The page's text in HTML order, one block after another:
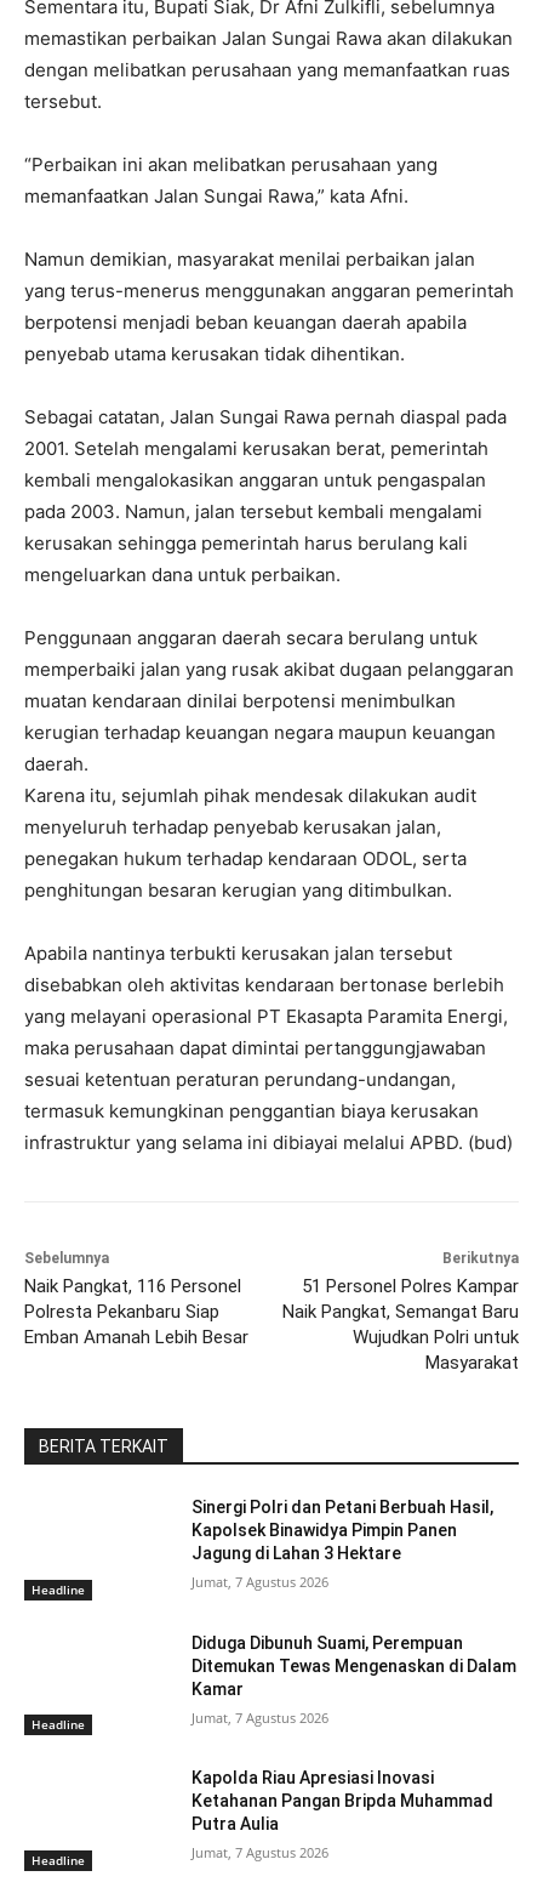
Sementara itu, Bupati Siak, Dr Afni Zulkifli, sebelumnya
memastikan perbaikan Jalan Sungai Rawa akan dilakukan
dengan melibatkan perusahaan yang memanfaatkan ruas
tersebut.
“Perbaikan ini akan melibatkan perusahaan yang
memanfaatkan Jalan Sungai Rawa,” kata Afni.
Namun demikian, masyarakat menilai perbaikan jalan
yang terus-menerus menggunakan anggaran pemerintah
berpotensi menjadi beban keuangan daerah apabila
penyebab utama kerusakan tidak dihentikan.
Sebagai catatan, Jalan Sungai Rawa pernah diaspal pada
2001. Setelah mengalami kerusakan berat, pemerintah
kembali mengalokasikan anggaran untuk pengaspalan
pada 2003. Namun, jalan tersebut kembali mengalami
kerusakan sehingga pemerintah harus berulang kali
mengeluarkan dana untuk perbaikan.
Penggunaan anggaran daerah secara berulang untuk
memperbaiki jalan yang rusak akibat dugaan pelanggaran
muatan kendaraan dinilai berpotensi menimbulkan
kerugian terhadap keuangan negara maupun keuangan
daerah.
Karena itu, sejumlah pihak mendesak dilakukan audit
menyeluruh terhadap penyebab kerusakan jalan,
penegakan hukum terhadap kendaraan ODOL, serta
penghitungan besaran kerugian yang ditimbulkan.
Apabila nantinya terbukti kerusakan jalan tersebut
disebabkan oleh aktivitas kendaraan bertonase berlebih
yang melayani operasional PT Ekasapta Paramita Energi,
maka perusahaan dapat dimintai pertanggungjawaban
sesuai ketentuan peraturan perundang-undangan,
termasuk kemungkinan penggantian biaya kerusakan
infrastruktur yang selama ini dibiayai melalui APBD. (bud)
Sebelumnya
Naik Pangkat, 116 Personel
Polresta Pekanbaru Siap
Emban Amanah Lebih Besar
Berikutnya
51 Personel Polres Kampar
Naik Pangkat, Semangat Baru
Wujudkan Polri untuk
Masyarakat
BERITA TERKAIT
Headline
Sinergi Polri dan Petani Berbuah Hasil,
Kapolsek Binawidya Pimpin Panen
Jagung di Lahan 3 Hektare
Jumat, 7 Agustus 2026
Headline
Diduga Dibunuh Suami, Perempuan
Ditemukan Tewas Mengenaskan di Dalam
Kamar
Jumat, 7 Agustus 2026
Headline
Kapolda Riau Apresiasi Inovasi
Ketahanan Pangan Bripda Muhammad
Putra Aulia
Jumat, 7 Agustus 2026